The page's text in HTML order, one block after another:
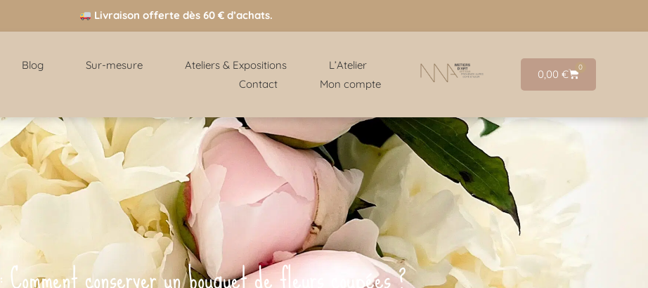
Livraison offerte dès 60 € d’achats.
Blog Sur-mesure Ateliers & Expositions
L’Atelier
Contact
Mon compte
0,00 € 0